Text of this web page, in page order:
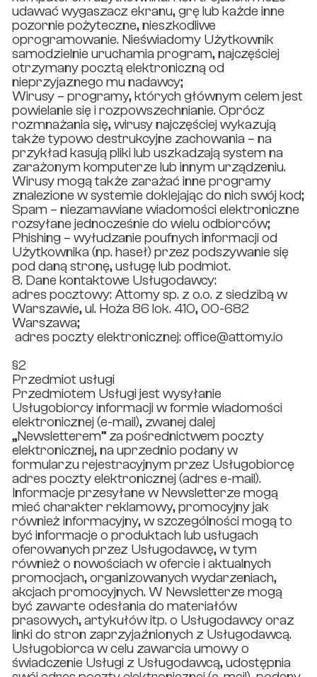
udawać wygaszacz ekranu, grę lub każde inne
pozornie pożyteczne, nieszkodliwe
oprogramowanie. Nieświadomy Użytkownik
samodzielnie uruchamia program, najczęściej
otrzymany pocztą elektroniczną od
nieprzyjaznego mu nadawcy;
Wirusy – programy, których głównym celem jest
powielanie się i rozpowszechnianie. Oprócz
rozmnażania się, wirusy najczęściej wykazują
także typowo destrukcyjne zachowania – na
przykład kasują pliki lub uszkadzają system na
zarażonym komputerze lub innym urządzeniu.
Wirusy mogą także zarażać inne programy
znalezione w systemie doklejając do nich swój kod;
Spam – niezamawiane wiadomości elektroniczne
rozsyłane jednocześnie do wielu odbiorców;
Phishing – wyłudzanie poufnych informacji od
Użytkownika (np. haseł) przez podszywanie się
pod daną stronę, usługę lub podmiot.
8. Dane kontaktowe Usługodawcy:
adres pocztowy: Attomy sp. z o.o. z siedzibą w
Warszawie, ul. Hoża 86 lok. 410, 00-682
Warszawa;
adres poczty elektronicznej: office@attomy.io
§2
Przedmiot usługi
Przedmiotem Usługi jest wysyłanie
Usługobiorcy informacji w formie wiadomości
elektronicznej (e-mail), zwanej dalej
„Newsletterem” za pośrednictwem poczty
elektronicznej, na uprzednio podany w
formularzu rejestracyjnym przez Usługobiorcę
adres poczty elektronicznej (adres e-mail).
Informacje przesyłane w Newsletterze mogą
mieć charakter reklamowy, promocyjny jak
również informacyjny, w szczególności mogą to
być informacje o produktach lub usługach
oferowanych przez Usługodawcę, w tym
również o nowościach w ofercie i aktualnych
promocjach, organizowanych wydarzeniach,
akcjach promocyjnych. W Newsletterze mogą
być zawarte odesłania do materiałów
prasowych, artykułów itp. o Usługodawcy oraz
linki do stron zaprzyjaźnionych z Usługodawcą.
Usługobiorca w celu zawarcia umowy o
świadczenie Usługi z Usługodawcą, udostępnia